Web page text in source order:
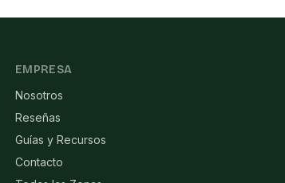
EMPRESA
Nosotros
Reseñas
Guías y Recursos
Contacto